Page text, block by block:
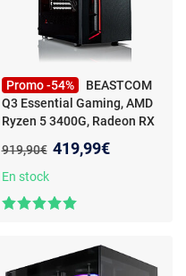
Promo -54%
BEASTCOM
Q3 Essential Gaming, AMD
Ryzen 5 3400G, Radeon RX
PC gamer - AMD Ryzen 5 - 16
Go RAM - 512 Go SSD - Vega
Ancien prix :
919,90€ Nouveau prix :
419,99€
En stock